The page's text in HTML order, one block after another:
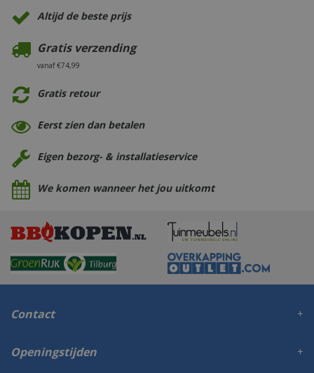
Altijd de beste prijs
Gratis verzending
vanaf €74,99
Gratis retour
Eerst zien dan betalen
Eigen bezorg- & installatieservice
We komen wanneer het jou uitkomt
Contact
Openingstijden